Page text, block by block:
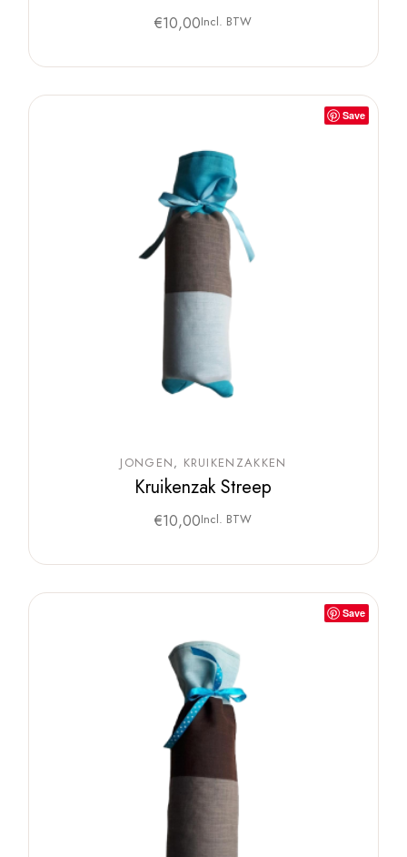
€10,00Incl. BTW
Save
JONGEN KRUIKENZAKKEN
Kruikenzak Streep
€10,00Incl. BTW
Save